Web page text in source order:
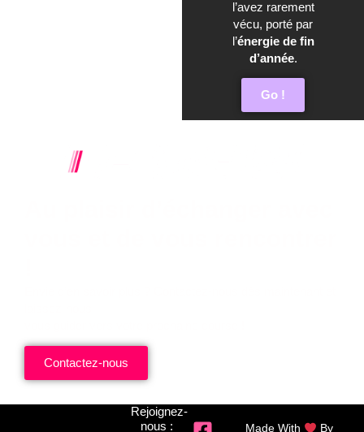
l’avez rarement
vécu, porté par
l’énergie de fin
d’année.
Go !
Contactez-nous
Rejoignez-
nous :
Made With By